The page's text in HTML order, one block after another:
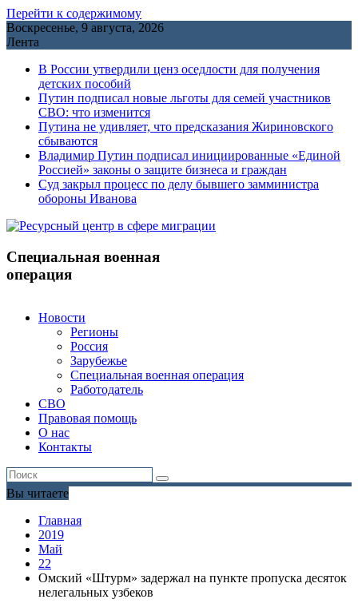
Перейти к содержимому
Воскресенье, 9 августа, 2026
Лента
В России утвердили ценз оседлости для получения
детских пособий
Путин подписал новые льготы для семей участников
СВО: что изменится
Путина не удивляет, что предсказания Жириновского
сбываются
Владимир Путин подписал инициированные «Единой
Россией» законы о защите бизнеса и граждан
Cуд закрыл процесс по делу бывшего замминистра
обороны Иванова
Специальная военная
операция
Новости
Регионы
Россия
Зарубежье
Специальная военная операция
Работодатель
СВО
Правовая помощь
О нас
Контакты
Вы читаете
Главная
2019
Май
22
Омский «Штурм» задержал на пункте пропуска десяток
нелегальных узбеков